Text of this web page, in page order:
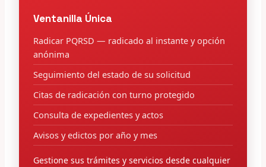
Ventanilla Única
Radicar PQRSD — radicado al instante y opción
anónima
Seguimiento del estado de su solicitud
Citas de radicación con turno protegido
Consulta de expedientes y actos
Avisos y edictos por año y mes
Gestione sus trámites y servicios desde cualquier